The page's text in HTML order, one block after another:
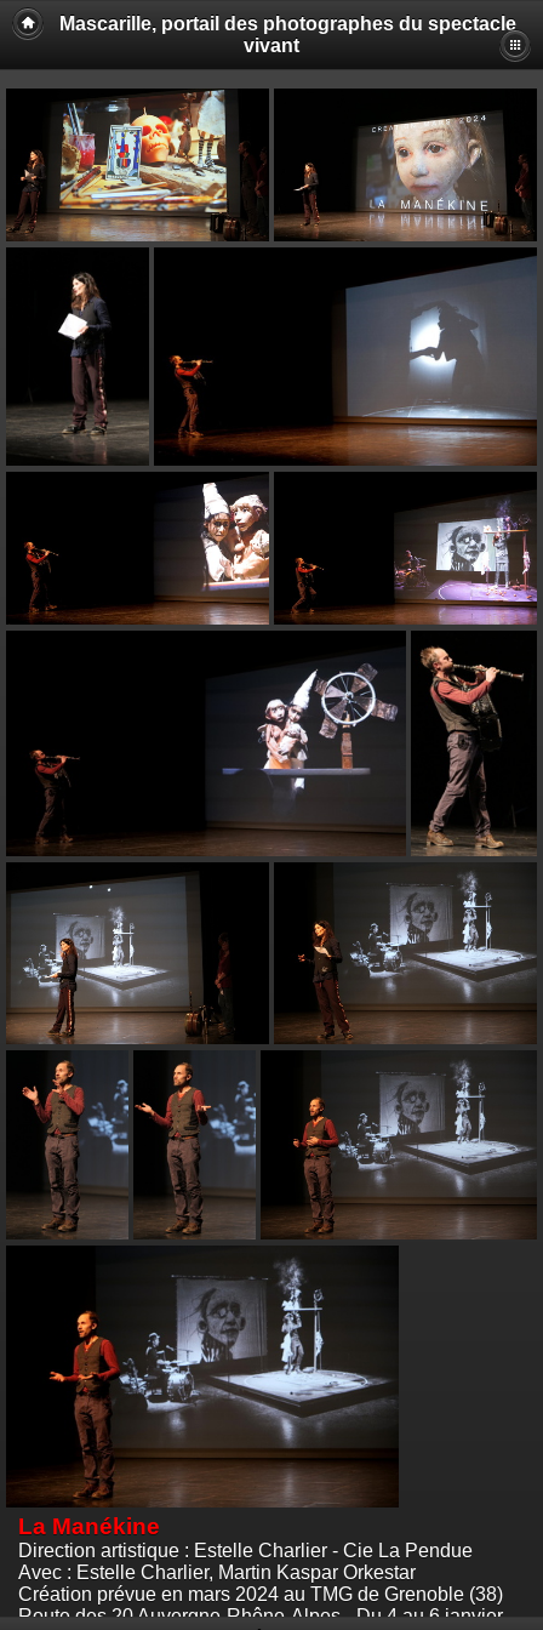
Mascarille, portail des photographes du spectacle
vivant
La Manékine
Direction artistique : Estelle Charlier - Cie La Pendue
Avec : Estelle Charlier, Martin Kaspar Orkestar
Création prévue en mars 2024 au TMG de Grenoble (38)
Route des 20 Auvergne-Rhône-Alpes - Du 4 au 6 janvier